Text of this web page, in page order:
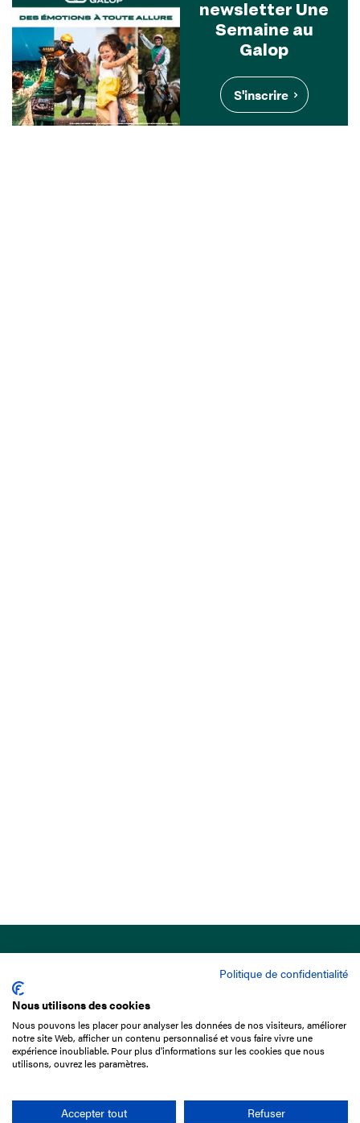
newsletter Une
Semaine au
Galop
S'inscrire
15 Boulevard de Douaumont
75017 Paris
01 49 10 20 29
Rechercher
Politique de confidentialité
Nous utilisons des cookies
Nous pouvons les placer pour analyser les données de nos visiteurs, améliorer
notre site Web, afficher un contenu personnalisé et vous faire vivre une
expérience inoubliable. Pour plus d'informations sur les cookies que nous
utilisons, ouvrez les paramètres.
Accepter tout
Refuser